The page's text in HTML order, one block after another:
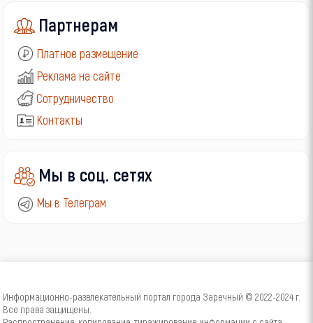
Партнерам
Платное размещение
Реклама на сайте
Сотрудничество
Контакты
Мы в соц. сетях
Мы в Телеграм
Информационно-развлекательный портал города Заречный © 2022-2024 г.
Все права защищены.